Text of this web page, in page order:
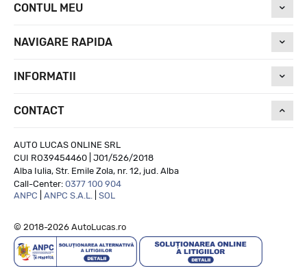
Run On Flat
NU
CONTUL MEU
NAVIGARE RAPIDA
INFORMATII
CONTACT
AUTO LUCAS ONLINE SRL
CUI RO39454460 | J01/526/2018
Alba Iulia, Str. Emile Zola, nr. 12, jud. Alba
Call-Center: 0377 100 904
ANPC
ANPC S.A.L. SOL
© 2018-2026 AutoLucas.ro